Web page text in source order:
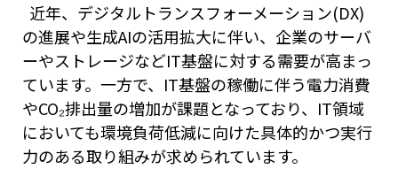
近年、デジタルトランスフォーメーション(DX)
の進展や生成AIの活用拡大に伴い、企業のサーバ
ーやストレージなどIT基盤に対する需要が高まっ
ています。一方で、IT基盤の稼働に伴う電力消費
やCO₂排出量の増加が課題となっており、IT領域
においても環境負荷低減に向けた具体的かつ実行
力のある取り組みが求められています。